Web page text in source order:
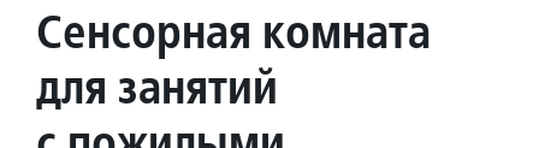
Сенсорная комната
для занятий